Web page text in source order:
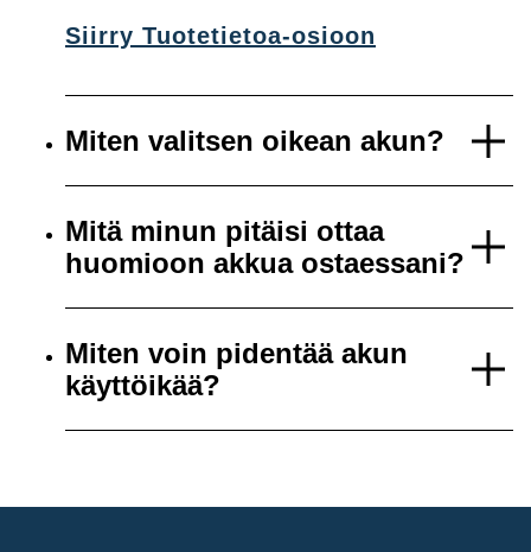
Siirry Tuotetietoa-osioon
Miten valitsen oikean akun?
Mitä minun pitäisi ottaa
huomioon akkua ostaessani?
Miten voin pidentää akun
käyttöikää?